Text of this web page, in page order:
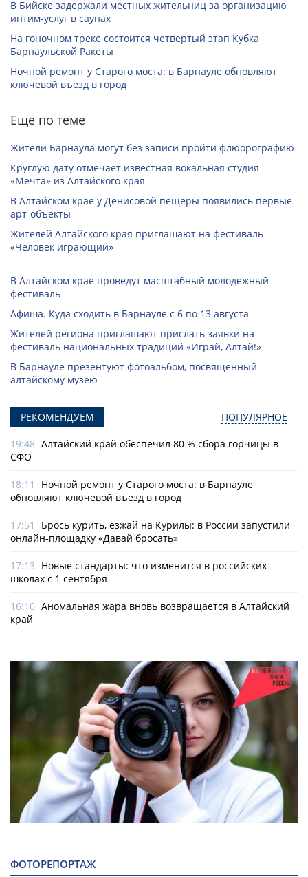
В Бийске задержали местных жительниц за организацию
интим-услуг в саунах
На гоночном треке состоится четвертый этап Кубка
Барнаульской Ракеты
Ночной ремонт у Старого моста: в Барнауле обновляют
ключевой въезд в город
Еще по теме
Жители Барнаула могут без записи пройти флюорографию
Круглую дату отмечает известная вокальная студия
«Мечта» из Алтайского края
В Алтайском крае у Денисовой пещеры появились первые
арт-объекты
Жителей Алтайского края приглашают на фестиваль
«Человек играющий»
В Алтайском крае проведут масштабный молодежный
фестиваль
Афиша. Куда сходить в Барнауле с 6 по 13 августа
Жителей региона приглашают прислать заявки на
фестиваль национальных традиций «Играй, Алтай!»
В Барнауле презентуют фотоальбом, посвященный
алтайскому музею
РЕКОМЕНДУЕМ ПОПУЛЯРНОЕ
19:48 Алтайский край обеспечил 80 % сбора горчицы в
СФО
18:11
Ночной ремонт у Старого моста: в Барнауле
обновляют ключевой въезд в город
17:51
Брось курить, езжай на Курилы: в России запустили
онлайн-­площадку «Давай бросать»
17:13 Новые стандарты: что изменится в российских
школах с 1 сентября
16:10 Аномальная жара вновь возвращается в Алтайский
край
ФОТОРЕПОРТАЖ